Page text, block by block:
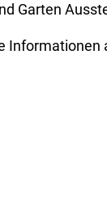
Garten
Informationen